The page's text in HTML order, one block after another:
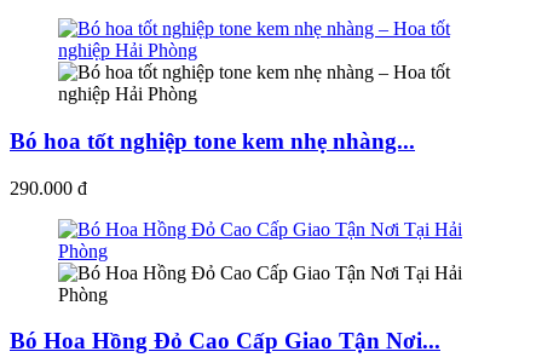
Bó hoa tốt nghiệp tone kem nhẹ nhàng...
290.000 đ
Bó Hoa Hồng Đỏ Cao Cấp Giao Tận Nơi...